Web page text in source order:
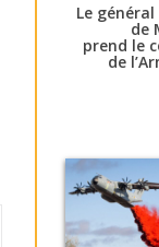
Le général
de
prend le
de